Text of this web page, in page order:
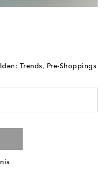
Trends, Pre-Shoppings